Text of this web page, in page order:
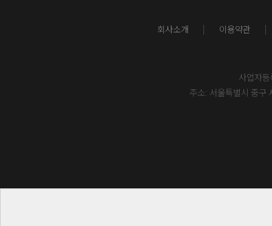
회사소개 이용약관
사업자
주소: 서울특별시 중구